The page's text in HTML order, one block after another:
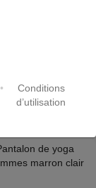
de yoga large
marine S
de port
•
Conditions
d’utilisation